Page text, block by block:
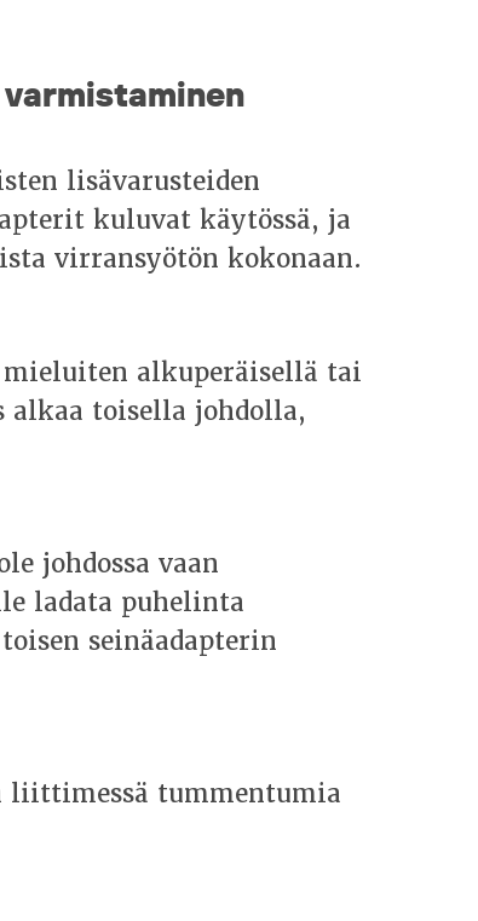
lisävarusteiden
kuluvat käytössä, ja
virransyötön kokonaan.
alkuperäisellä tai
alkaa toisella johdolla,
johdossa vaan
ladata puhelinta
seinäadapterin
liittimessä tummentumia